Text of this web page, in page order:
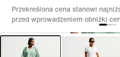
Przekreślona cena stanowi
przed wprowadzeniem obniżki